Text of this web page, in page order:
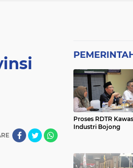
Proses RDTR
Industri Bojong